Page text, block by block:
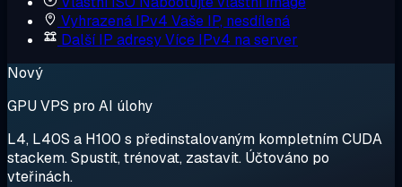
Vyhrazená IPv4 Vaše IP, nesdílená
Další IP adresyVíce IPv4 na server
Nový
GPU VPS pro AI úlohy
L4, L40S a H100 s předinstalovaným kompletním CUDA
stackem. Spustit, trénovat, zastavit. Účtováno po
vteřinách.